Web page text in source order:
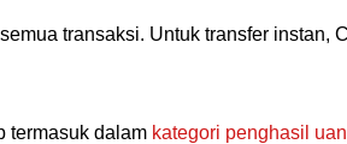
transaksi. Untuk transfer instan,
termasuk dalam kategori penghasil